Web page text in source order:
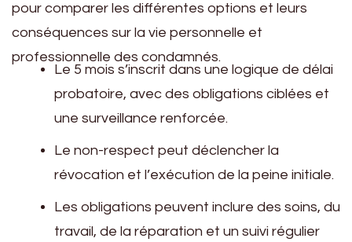
pour comparer les différentes options et leurs
conséquences sur la vie personnelle et
professionnelle des condamnés.
Le 5 mois s’inscrit dans une logique de délai
probatoire, avec des obligations ciblées et
une surveillance renforcée.
Le non-respect peut déclencher la
révocation et l’exécution de la peine initiale.
Les obligations peuvent inclure des soins, du
travail, de la réparation et un suivi régulier